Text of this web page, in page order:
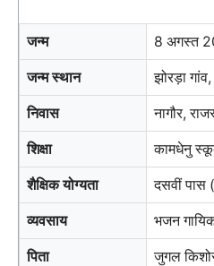
जन्म 8 अगस्त
जन्म स्थान झोरड़ा
निवास नागौर,
शिक्षा कामधेनु
शैक्षिक योग्यता दसवीं पास
व्यवसाय भजन
पिता जुगल